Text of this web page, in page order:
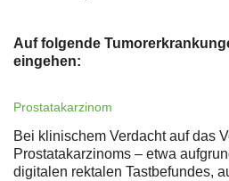
Auf folgende
eingehen:
Prostatakarzinom
Bei klinischem Verdacht auf das
Prostatakarzinoms – etwa
digitalen rektalen Tastbefundes,